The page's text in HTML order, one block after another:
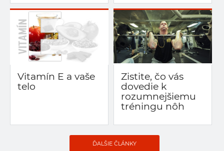
Vitamín E a vaše
telo
Zistite, čo vás
dovedie k
rozumnejšiemu
tréningu nôh
ĎALŠIE ČLÁNKY